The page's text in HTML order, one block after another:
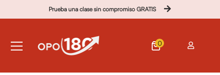
Prueba una clase sin compromiso GRATIS
0